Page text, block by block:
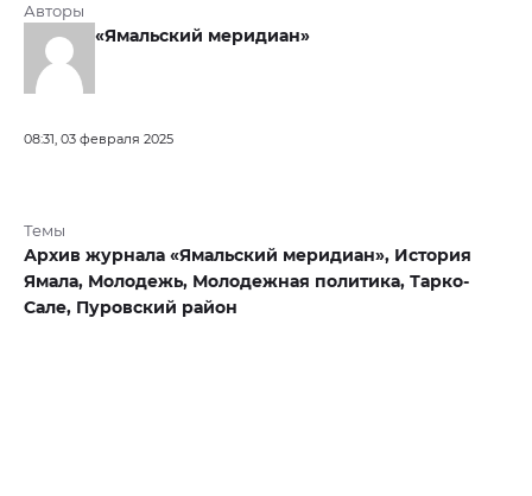
Авторы
«Ямальский меридиан»
08:31, 03 февраля 2025
Темы
Архив журнала «Ямальский меридиан», История
Ямала, Молодежь, Молодежная политика, Тарко-
Сале, Пуровский район